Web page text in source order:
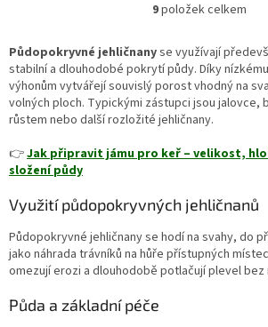
odolnosti se uplatňuje jako
menších zahradách, skalkách i
nádobách, kde vytváří světlý,
dlouhodobě stabilní prvek.
O
l
á
d
a
c
p
k
v
ý
p
9položek celkem
Půdopokryvné jehličnanyse využívají
stabilní a dlouhodobé pokrytí půdy. Díky
výhonům vytvářejí souvislý porost vhodný na
volných ploch. Typickými zástupci jsou jalovce,
růstem nebo další rozložité jehličnany.
👉Jak připravit jámu pro keř – velikost,
složení půdy
Využití půdopokryvných jehličnanů
Půdopokryvné jehličnany se hodí na svahy, do
jako náhrada trávníků na hůře přístupných
omezují erozi a dlouhodobě potlačují plevel
Půda a základní péče